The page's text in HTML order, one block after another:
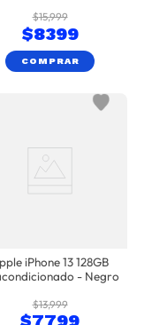
$15,999
$8399
COMPRAR
iPhone 13 128GB
- Negro
$13,999